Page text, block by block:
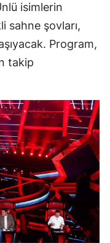
isimlerin
sahne şovları,
Program,
takip